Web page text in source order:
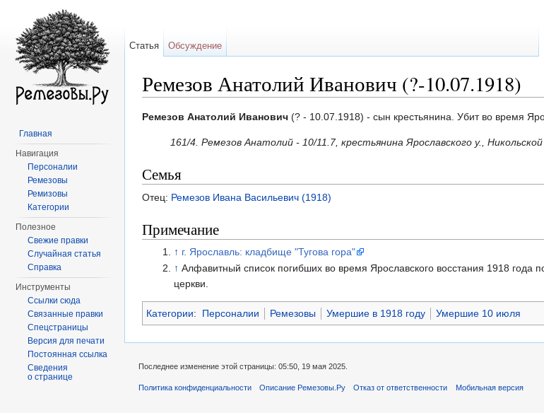
Ремезов Анатолий Иванович (?-10.07.1918)
Ремезов Анатолий Иванович (? - 10.07.1918) - сын крестьянина. Убит во время
161/4. Ремезов Анатолий - 10/11.7, крестьянина Ярославского у.,
Семья
Отец: Ремезов Ивана Васильевич (1918)
Примечание
↑ г. Ярославль: кладбище "Тугова гора"
↑ Алфавитный список погибших во время Ярославского восстания 1918 года
церкви.
Категории: Персоналии Ремезовы Умершие в 1918 году Умершие 10 июля
Статья Обсуждение
Главная
Навигация
Персоналии
Ремезовы
Ремизовы
Категории
Полезное
Свежие правки
Случайная статья
Справка
Инструменты
Ссылки сюда
Связанные правки
Спецстраницы
Версия для печати
Постоянная ссылка
Сведения
о странице
Последнее изменение этой страницы: 05:50, 19 мая 2025.
Политика конфиденциальности Описание Ремезовы.Ру Отказ от ответственности Мобильная версия